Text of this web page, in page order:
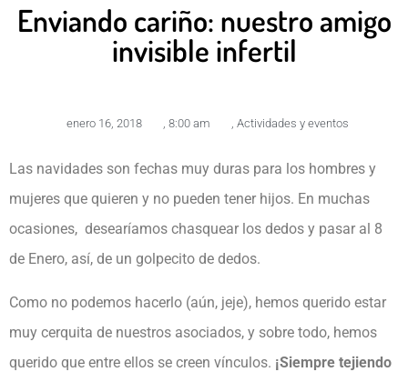
Enviando cariño: nuestro amigo
invisible infertil
enero 16, 2018 , 8:00 am , Actividades y eventos
Las navidades son fechas muy duras para los hombres y
mujeres que quieren y no pueden tener hijos. En muchas
ocasiones, desearíamos chasquear los dedos y pasar al 8
de Enero, así, de un golpecito de dedos.
Como no podemos hacerlo (aún, jeje), hemos querido estar
muy cerquita de nuestros asociados, y sobre todo, hemos
querido que entre ellos se creen vínculos. ¡Siempre tejiendo